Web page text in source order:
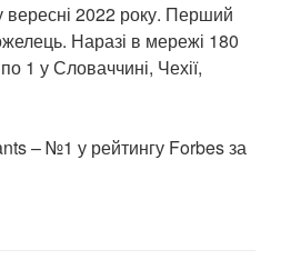
2022 року. Перший
Наразі в мережі 180
1 у Словаччині, Чехії,
– №1 у рейтингу Forbes за